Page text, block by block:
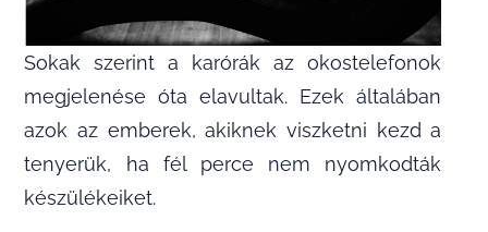
Sokak szerint a karórák az okostelefonok
megjelenése óta elavultak. Ezek általában
azok az emberek, akiknek viszketni kezd a
tenyerük, ha fél perce nem nyomkodták
készülékeiket.